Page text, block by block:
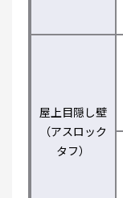
屋上目隠し壁
（アスロック
タフ）